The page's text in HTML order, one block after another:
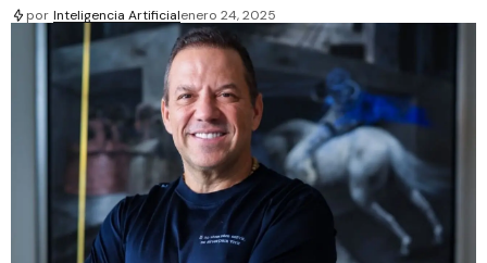
por Inteligencia Artificialenero 24, 2025